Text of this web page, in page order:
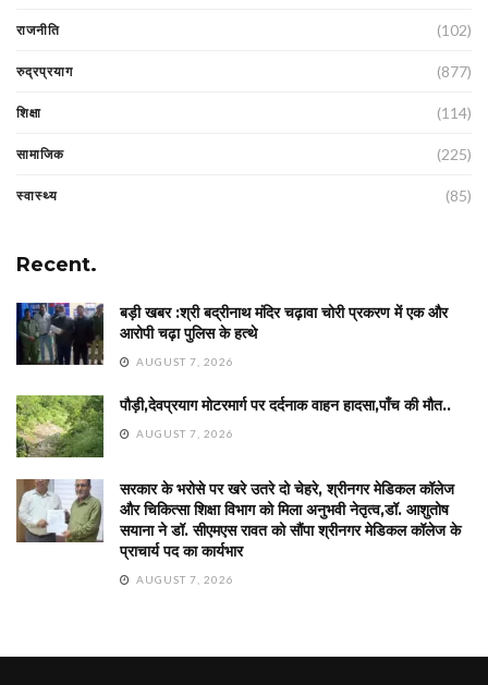
राजनीति (102)
रुद्रप्रयाग (877)
शिक्षा (114)
सामाजिक (225)
स्वास्थ्य (85)
Recent.
बड़ी खबर :श्री बद्रीनाथ मंदिर चढ़ावा चोरी प्रकरण में एक और
आरोपी चढ़ा पुलिस के हत्थे
AUGUST 7, 2026
पौड़ी,देवप्रयाग मोटरमार्ग पर दर्दनाक वाहन हादसा,पाँच की मौत..
AUGUST 7, 2026
सरकार के भरोसे पर खरे उतरे दो चेहरे, श्रीनगर मेडिकल कॉलेज
और चिकित्सा शिक्षा विभाग को मिला अनुभवी नेतृत्व,डॉ. आशुतोष
सयाना ने डॉ. सीएमएस रावत को सौंपा श्रीनगर मेडिकल कॉलेज के
प्राचार्य पद का कार्यभार
AUGUST 7, 2026